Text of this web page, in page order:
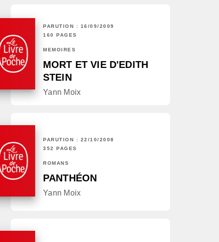
PARUTION : 16/09/2009
160 PAGES
MÉMOIRES
MORT ET VIE D'EDITH
STEIN
Yann Moix
PARUTION : 22/10/2008
352 PAGES
ROMANS
PANTHÉON
Yann Moix